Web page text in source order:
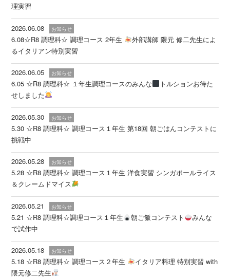
理実習
2026.06.08 お知らせ
6.08☆R8 調理科☆ 調理コース 2年生
外部講師 隈元 修二先生によ
るイタリアン特別実習
2026.06.05 お知らせ
6.05 ☆R8 調理科☆ １年生調理コースのみんな
トルションお待た
せしました
2026.05.30 お知らせ
5.30 ☆R8 調理科☆ 調理コース１年生 第18回 朝ごはんコンテストに
挑戦中
2026.05.28 お知らせ
5.28 ☆R8 調理科☆ 調理コース１年生 洋食実習 シンガポールライス
＆クレームドマイス
2026.05.21 お知らせ
5.21 ☆R8 調理科☆調理コース１年生 朝ご飯コンテスト
みんな
で試作中
2026.05.18 お知らせ
5.18 ☆R8 調理科☆ 調理コース２年生
イタリア料理 特別実習 with
隈元修二先生